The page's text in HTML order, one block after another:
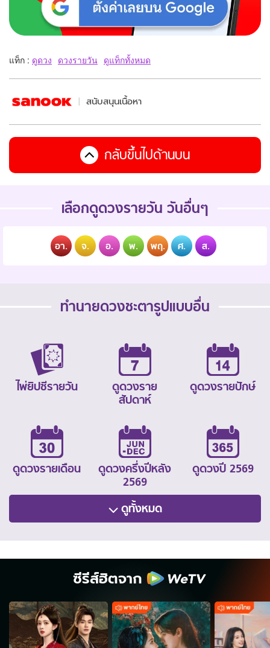
แท็ก : ดูดวง ดวงรายวัน ดูแท็กทั้งหมด
สนับสนุนเนื้อหา
กลับขึ้นไปด้านบน
เลือกดูดวงรายวัน วันอื่นๆ
อา. จ. อ. พ. พฤ. ศ. ส.
ทำนายดวงชะตารูปแบบอื่น
ไพ่ยิปซีรายวัน
ดูดวงราย
สัปดาห์
ดูดวงรายปักษ์
ดูดวงรายเดือน
ดูดวงครึ่งปีหลัง
2569
ดูดวงปี 2569
ดูทั้งหมด
ซีรีส์ฮิตจาก